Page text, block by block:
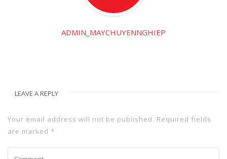
ADMIN_MAYCHUYENNGHIEP
LEAVE A REPLY
Your email address will not be published. Required fields
are marked *